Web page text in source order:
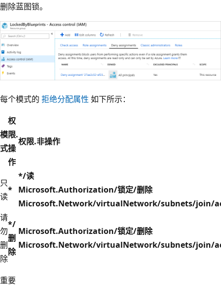
删除蓝图锁。
每个模式的 拒绝分配属性 如下所示：
模
式
权
限.
操
作
权限.非操作
只
读
*
*/读
Microsoft.Authorization/锁定/删除
Microsoft.Network/virtualNetwork/subnets/join/
请
勿
删
除
*/
删
除
Microsoft.Authorization/锁定/删除
Microsoft.Network/virtualNetwork/subnets/join/
重要